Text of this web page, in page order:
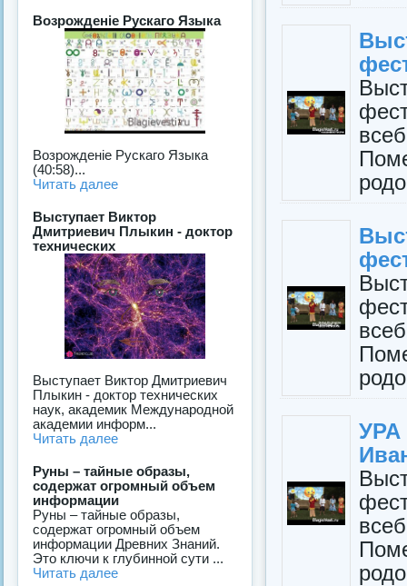
Возрожденiе Рускаго Языка
Возрожденiе Рускаго Языка
(40:58)...
Читать далее
Выступает Виктор
Дмитриевич Плыкин - доктор
технических
Выступает Виктор Дмитриевич
Плыкин - доктор технических
наук, академик Международной
академии информ...
Читать далее
Руны – тайные образы,
содержат огромный объем
информации
Руны – тайные образы,
содержат огромный объем
информации Древних Знаний.
Это ключи к глубинной сути ...
Читать далее